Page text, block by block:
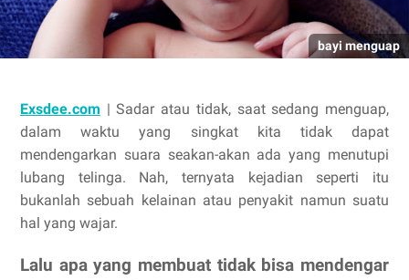
bayi menguap
Exsdee.com | Sadar atau tidak, saat sedang menguap,
dalam waktu yang singkat kita tidak dapat
mendengarkan suara seakan-akan ada yang menutupi
lubang telinga. Nah, ternyata kejadian seperti itu
bukanlah sebuah kelainan atau penyakit namun suatu
hal yang wajar.
Lalu apa yang membuat tidak bisa mendengar